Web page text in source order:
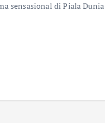
sensasional di Piala